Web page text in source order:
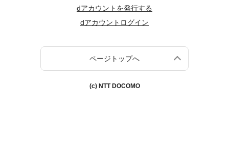
dアカウントを発行する
dアカウントログイン
ページトップへ
(c) NTT DOCOMO